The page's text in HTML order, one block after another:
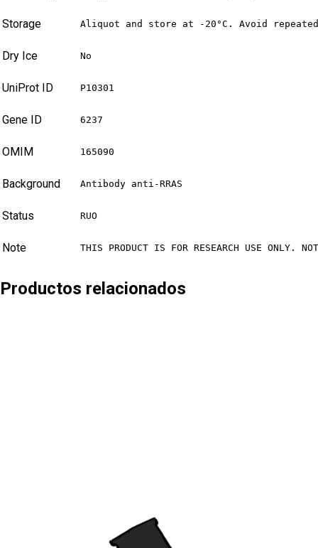
Storage Aliquot and store at -20°C. Avoid
Dry Ice No
UniProt ID P10301
Gene ID 6237
OMIM 165090
Background Antibody anti-RRAS
Status RUO
Note THIS PRODUCT IS FOR RESEARCH USE ONLY.
Productos relacionados